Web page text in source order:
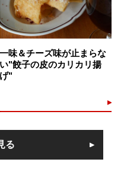
一味＆チーズ味が止まらな
い"餃子の皮のカリカリ揚
げ"
る